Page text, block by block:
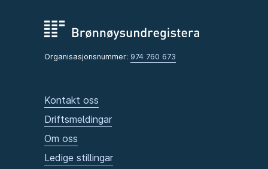
Organisasjonsnummer: 974 760 673
Kontakt oss
Driftsmeldingar
Om oss
Ledige stillingar